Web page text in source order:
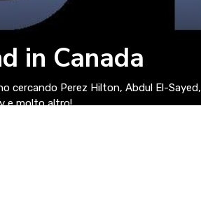
in Canada
cercando Perez Hilton, Abdul El-Sayed,
e molto altro!